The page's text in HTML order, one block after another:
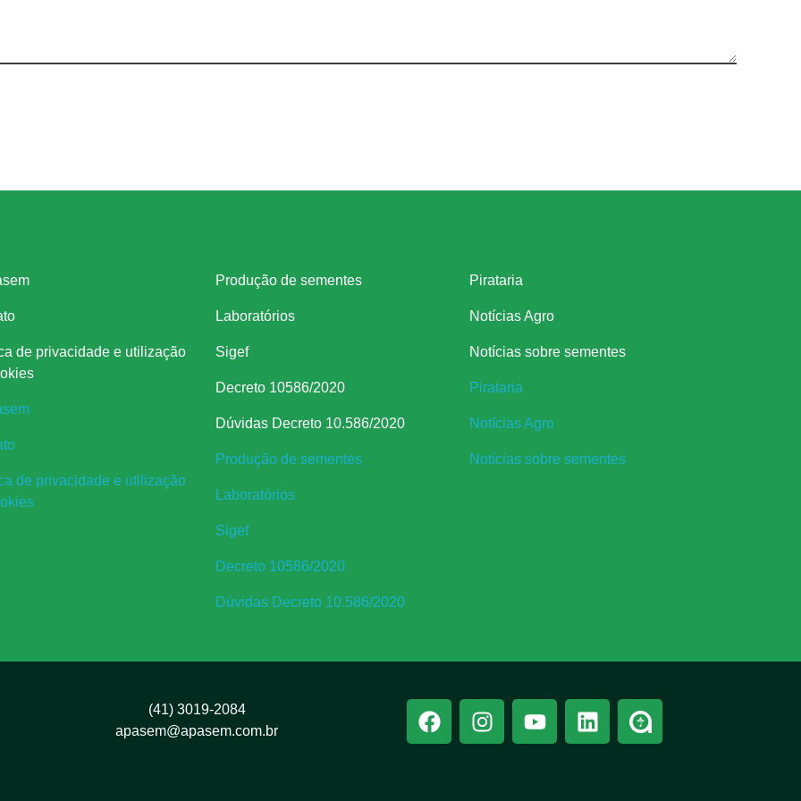
de privacidade e utilização
de privacidade e utilização
Produção de sementes
Laboratórios
Sigef
Decreto 10586/2020
Dúvidas Decreto 10.586/2020
Produção de sementes
Laboratórios
Sigef
Decreto 10586/2020
Dúvidas Decreto 10.586/2020
Pirataria
Notícias Agro
Notícias sobre sementes
Pirataria
Notícias Agro
Notícias sobre sementes
(41) 3019-2084
apasem@apasem.com.br